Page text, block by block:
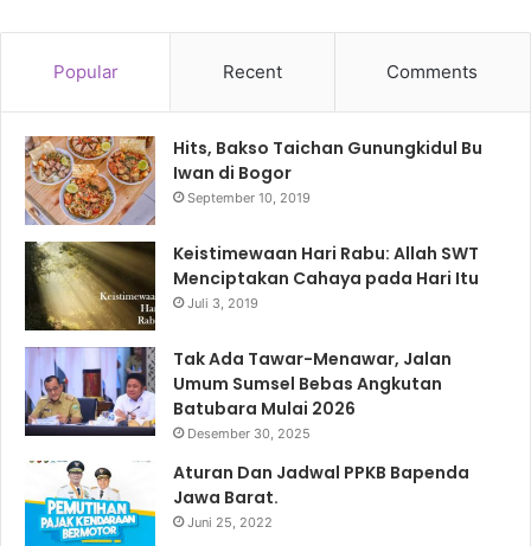
Popular Recent Comments
Hits, Bakso Taichan Gunungkidul Bu
Iwan di Bogor
September 10, 2019
Keistimewaan Hari Rabu: Allah SWT
Menciptakan Cahaya pada Hari Itu
Juli 3, 2019
Tak Ada Tawar-Menawar, Jalan
Umum Sumsel Bebas Angkutan
Batubara Mulai 2026
Desember 30, 2025
Aturan Dan Jadwal PPKB Bapenda
Jawa Barat.
Juni 25, 2022